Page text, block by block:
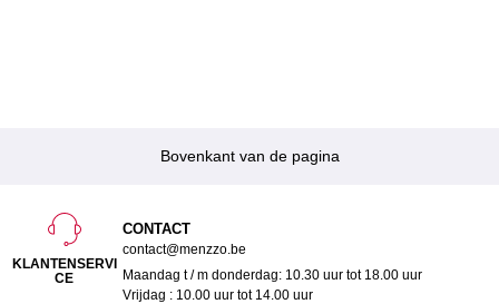
Bovenkant van de pagina
KLANTENSERVI
CE
CONTACT
contact@menzzo.be
Maandag t / m donderdag: 10.30 uur tot 18.00 uur
Vrijdag : 10.00 uur tot 14.00 uur